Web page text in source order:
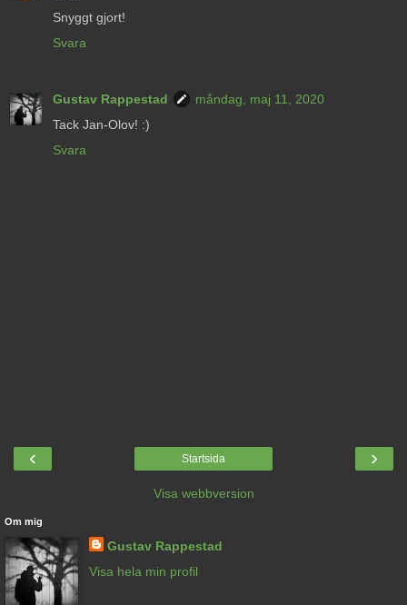
Snyggt gjort!
Svara
Gustav Rappestad
måndag, maj 11, 2020
Tack Jan-Olov! :)
Svara
‹ ›
Startsida
Visa webbversion
Om mig
Gustav Rappestad
Visa hela min profil